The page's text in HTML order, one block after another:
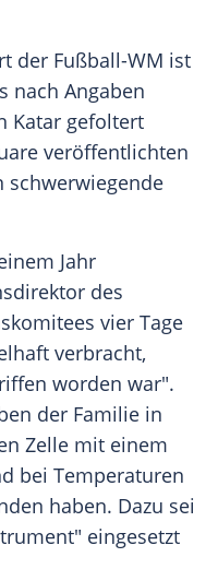
der Fußball-WM ist
nach Angaben
Katar gefoltert
veröffentlichten
schwerwiegende
Jahr
des
vier Tage
verbracht,
worden war".
der Familie in
Zelle mit einem
bei Temperaturen
haben. Dazu sei
eingesetzt